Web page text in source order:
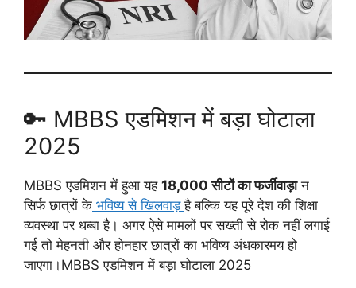
🔑 MBBS एडमिशन में बड़ा घोटाला
2025
MBBS एडमिशन में हुआ यह 18,000 सीटों का फर्जीवाड़ान
सिर्फ छात्रों के भविष्य से खिलवाड़है बल्कि यह पूरे देश की शिक्षा
व्यवस्था पर धब्बा है। अगर ऐसे मामलों पर सख्ती से रोक नहीं लगाई
गई तो मेहनती और होनहार छात्रों का भविष्य अंधकारमय हो
जाएगा।MBBS एडमिशन में बड़ा घोटाला 2025